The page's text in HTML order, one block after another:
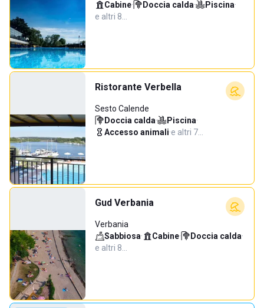
Cabine· Doccia calda· Piscina·
e altri 8…
Ristorante Verbella
Sesto Calende
Doccia calda· Piscina·
Accesso animali·e altri 7…
Gud Verbania
Verbania
Sabbiosa· Cabine· Doccia calda·
e altri 8…